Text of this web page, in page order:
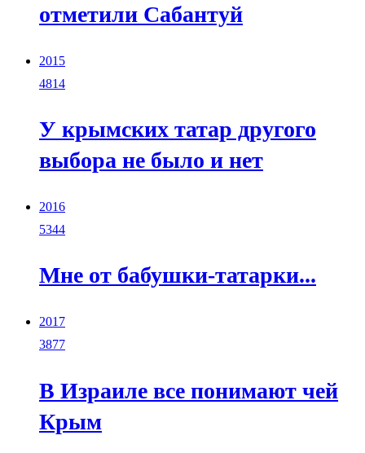
отметили Сабантуй
2015
4814
У крымских татар другого
выбора не было и нет
2016
5344
Мне от бабушки-татарки...
2017
3877
В Израиле все понимают чей
Крым